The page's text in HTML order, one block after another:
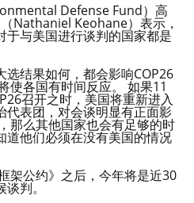
Defense Fund）高
Nathaniel Keohane）表示，
于与美国进行谈判的国家都是
选结果如何，都会影响COP26
使各国有时间反应。 如果11
召开之时，美国将重新进入
代表团，对会谈明显有正面影
那么其他国家也会有足够的时
道他们必须在没有美国的情况
架公约》之后，今年将是近30
谈判。